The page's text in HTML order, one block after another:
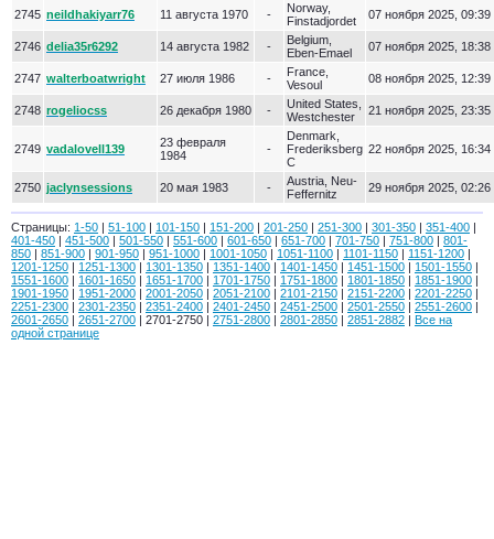
2745 neildhakiyarr76 11 августа 1970 -
Norway,
Finstadjordet
07 ноября 2025, 09:39
2746 delia35r6292 14 августа 1982 -
Belgium,
Eben-Emael
07 ноября 2025, 18:38
2747 walterboatwright 27 июля 1986 -
France,
Vesoul
08 ноября 2025, 12:39
2748 rogeliocss 26 декабря 1980 -
United States,
Westchester
21 ноября 2025, 23:35
2749 vadalovell139
23 февраля
1984
-
Denmark,
Frederiksberg
C
22 ноября 2025, 16:34
2750 jaclynsessions 20 мая 1983 -
Austria, Neu-
Feffernitz
29 ноября 2025, 02:26
Страницы: 1-50 | 51-100 | 101-150 | 151-200 | 201-250 | 251-300 | 301-350 | 351-400 |
401-450 | 451-500 | 501-550 | 551-600 | 601-650 | 651-700 | 701-750 | 751-800 | 801-
850 | 851-900 | 901-950 | 951-1000 | 1001-1050 | 1051-1100 | 1101-1150 | 1151-1200 |
1201-1250 | 1251-1300 | 1301-1350 | 1351-1400 | 1401-1450 | 1451-1500 | 1501-1550 |
1551-1600 | 1601-1650 | 1651-1700 | 1701-1750 | 1751-1800 | 1801-1850 | 1851-1900 |
1901-1950 | 1951-2000 | 2001-2050 | 2051-2100 | 2101-2150 | 2151-2200 | 2201-2250 |
2251-2300 | 2301-2350 | 2351-2400 | 2401-2450 | 2451-2500 | 2501-2550 | 2551-2600 |
2601-2650 | 2651-2700 | 2701-2750 | 2751-2800 | 2801-2850 | 2851-2882 | Все на
одной странице